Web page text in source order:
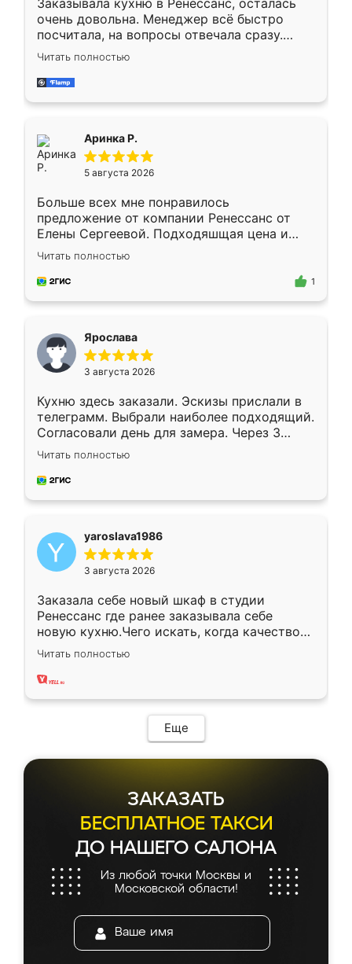
Заказывала кухню в Ренессанс, осталась
очень довольна. Менеджер всё быстро
посчитала, на вопросы отвечала сразу.
Замерщик приехал в субботу, подошёл к
делу со всей ответственностью. Собрали
за день, ребята работали аккуратно, даже
Читать полностью
Аринка Р.
5 августа 2026
Больше всех мне понравилось
предложение от компании Ренессанс от
Елены Сергеевой. Подходяшщая цена и
короткие сроки изготовления. Приехавший
для замера сотрудник Владислав
предложил по моему эскизу самый
Читать полностью
1
Ярослава
3 августа 2026
Кухню здесь заказали. Эскизы прислали в
телеграмм. Выбрали наиболее подходящий.
Согласовали день для замера. Через 3
недели кухня была уже готова. Остались
довольны работой. Спасибо Ренессанс
мебель за качественную работу!
Читать полностью
yaroslava1986
3 августа 2026
Заказала себе новый шкаф в студии
Ренессанс где ранее заказывала себе
новую кухню.Чего искать, когда качеством
вполне довольна. Служит кухня уже почти
два года, нареканий нет.
Читать полностью
Еще
ЗАКАЗАТЬ
БЕСПЛАТНОЕ ТАКСИ
ДО НАШЕГО САЛОНА
Из любой точки Москвы и
Московской области!